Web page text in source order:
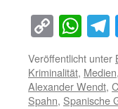
Copy
Link
Veröffentlicht unter
Kriminalität, Medien,
Alexander Wendt,
Spahn, Spanische